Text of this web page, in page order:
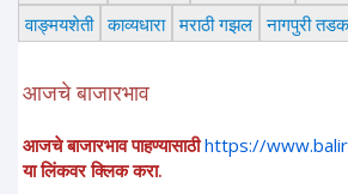
वाङ्मयशेती काव्यधारा मराठी गझल नागपुरी
आजचे बाजारभाव
आजचे बाजारभाव पाहण्यासाठी https://
या लिंकवर क्लिक करा.